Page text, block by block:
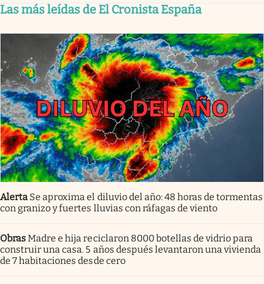
Las más leídas de El Cronista España
Alerta Se aproxima el diluvio del año: 48 horas de tormentas
con granizo y fuertes lluvias con ráfagas de viento
ObrasMadre e hija reciclaron 8000 botellas de vidrio para
construir una casa. 5 años después levantaron una vivienda
de 7 habitaciones desde cero